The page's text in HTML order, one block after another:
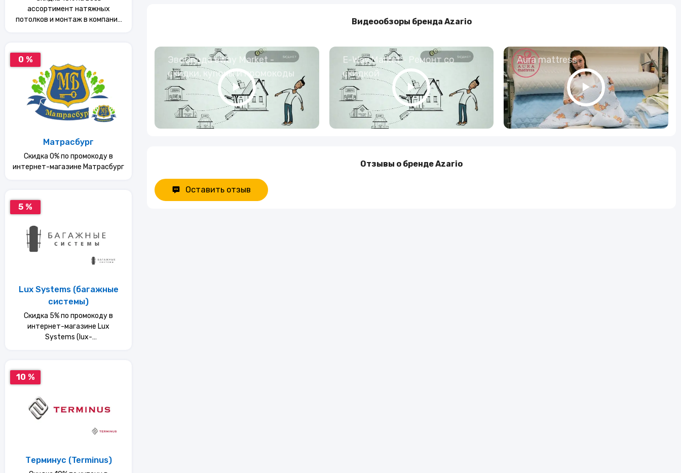
Видеообзоры бренда Azario
ЭвоСреда eWay Market -
скидки, купоны и промокоды
E-Way.Market - Ремонт со
скидкой
Aura mattress
Отзывы о бренде Azario
Оставить отзыв
ассортимент натяжных
потолков и монтаж в компании
0 %
Матрасбург
Скидка 0% по промокоду в
интернет-магазине Матрасбург
5 %
Lux Systems (багажные
системы)
Скидка 5% по промокоду в
интернет-магазине Lux
Systems (lux-
10 %
Терминус (Terminus)